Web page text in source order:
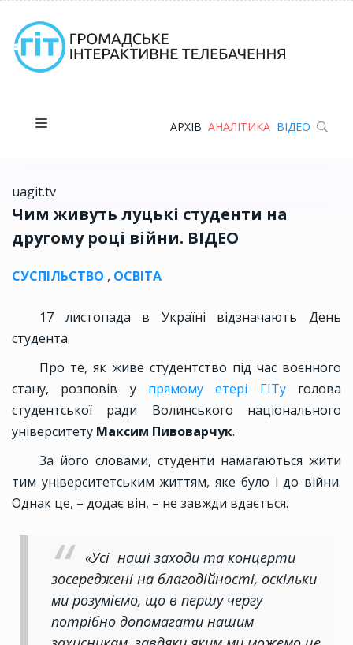
АРХІВ АНАЛІТИКА ВІДЕО
uagit.tv
Чим живуть луцькі студенти на
другому році війни. ВІДЕО
СУСПІЛЬСТВО , ОСВІТА
17 листопада в Україні відзначають День
студента.
Про те, як живе студентство під час воєнного
стану, розповів упрямому етері ГІТуголова
студентської ради Волинського національного
університету Максим Пивоварчук.
За його словами, студенти намагаються жити
тим університетським життям, яке було і до війни.
Однак це, – додає він, – не завжди вдається.
«Усі наші заходи та концерти
зосереджені на благодійності, оскільки
ми розуміємо, що в першу чергу
потрібно допомагати нашим